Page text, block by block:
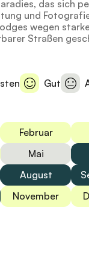
das sich
und
wegen
Straßen
Gut
Februar
Mai
August
November